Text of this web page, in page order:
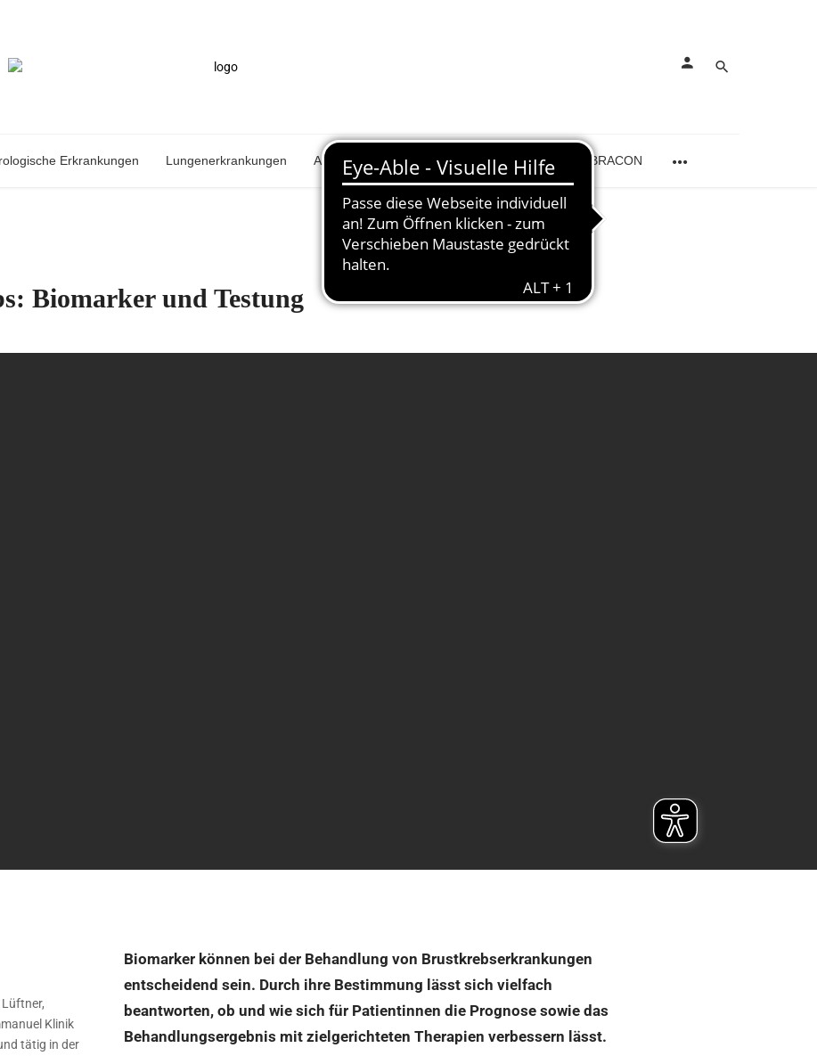
Erkrankungen Lungenerkrankungen Autoimmunerkrankungen Schmerzen SEBRACON
Biomarker und Testung
Klinik
tätig in der
Biomarker können bei der Behandlung von Brustkrebserkrankungen
entscheidend sein. Durch ihre Bestimmung lässt sich vielfach
beantworten, ob und wie sich für Patientinnen die Prognose sowie das
Behandlungsergebnis mit zielgerichteten Therapien verbessern lässt.